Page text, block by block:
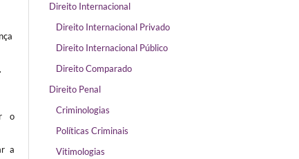
.
o
a
Direito Internacional
Direito Internacional Privado
Direito Internacional Público
Direito Comparado
Direito Penal
Criminologias
Políticas Criminais
Vitimologias